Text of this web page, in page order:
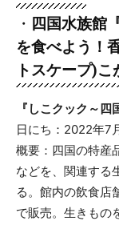
・ 四国水族館
を食べよう！
トスケープ)こ
『しこクック～
日にち：2022年7
概要：四国の特産
などを、関連する
る。館内の飲食店
で販売。生きもの